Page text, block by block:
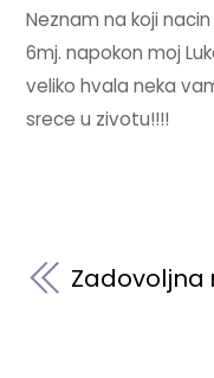
Neznam na koji
6mj. napokon moj
veliko hvala neka
srece u zivotu!!!!
Zadovoljna